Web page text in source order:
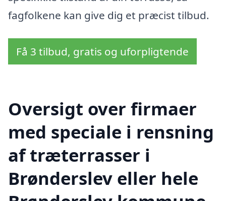
fagfolkene kan give dig et præcist tilbud.
Få 3 tilbud, gratis og uforpligtende
Oversigt over firmaer
med speciale i rensning
af træterrasser i
Brønderslev eller hele